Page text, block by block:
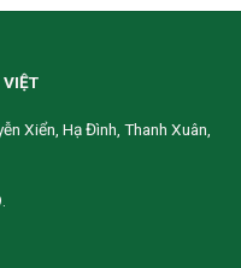
VIỆT
Xiển, Hạ Đình, Thanh Xuân,